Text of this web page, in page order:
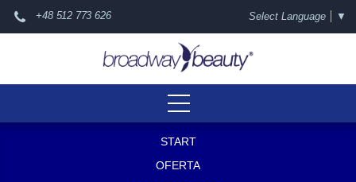
+48 512 773 626 Select Language ▼
START
OFERTA